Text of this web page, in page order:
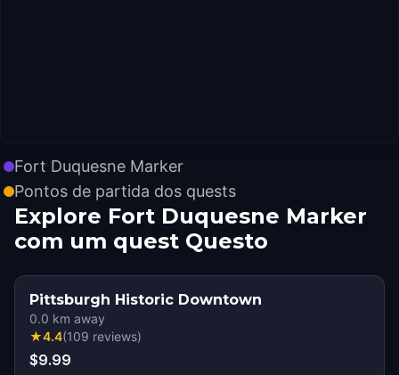
Fort Duquesne Marker
Pontos de partida dos quests
Explore Fort Duquesne Marker
com um quest Questo
Pittsburgh Historic Downtown
0.0 km away
★4.4(109 reviews)
$9.99